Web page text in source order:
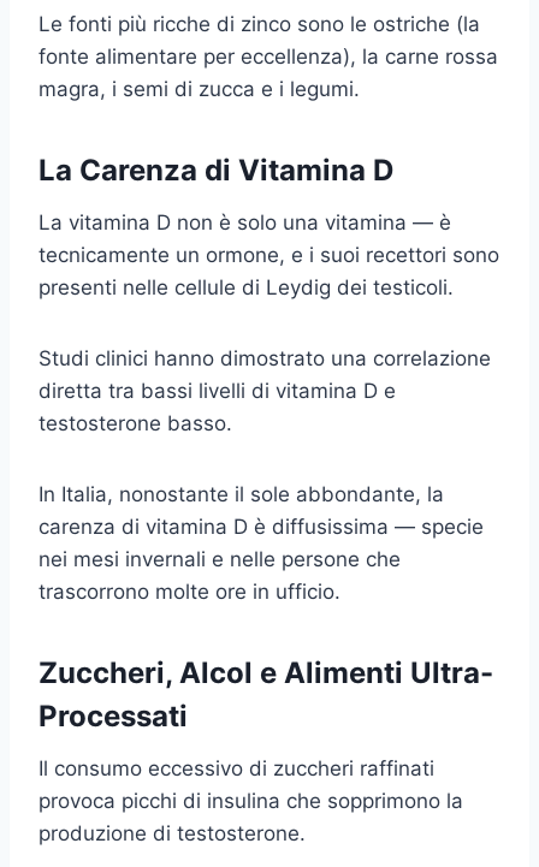
Le fonti più ricche di zinco sono le ostriche (la
fonte alimentare per eccellenza), la carne rossa
magra, i semi di zucca e i legumi.
La Carenza di Vitamina D
La vitamina D non è solo una vitamina — è
tecnicamente un ormone, e i suoi recettori sono
presenti nelle cellule di Leydig dei testicoli.
Studi clinici hanno dimostrato una correlazione
diretta tra bassi livelli di vitamina D e
testosterone basso.
In Italia, nonostante il sole abbondante, la
carenza di vitamina D è diffusissima — specie
nei mesi invernali e nelle persone che
trascorrono molte ore in ufficio.
Zuccheri, Alcol e Alimenti Ultra-
Processati
Il consumo eccessivo di zuccheri raffinati
provoca picchi di insulina che sopprimono la
produzione di testosterone.